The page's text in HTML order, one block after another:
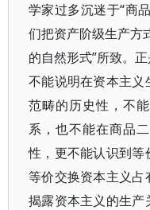
学家过多沉迷于“商
们把资产阶级生产方
的自然形式”所致。
不能说明在资本主
范畴的历史性，不
系，也不能在商品
性，更不能认识到
等价交换资本主义
揭露资本主义的生